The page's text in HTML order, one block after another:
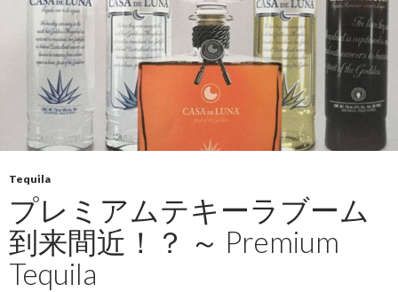
Tequila
プレミアムテキーラブーム
到来間近！？ ～ Premium
Tequila